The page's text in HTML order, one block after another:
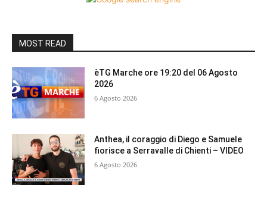
MOST READ
èTG Marche ore 19:20 del 06 Agosto
2026
6 Agosto 2026
Anthea, il coraggio di Diego e Samuele
fiorisce a Serravalle di Chienti – VIDEO
6 Agosto 2026